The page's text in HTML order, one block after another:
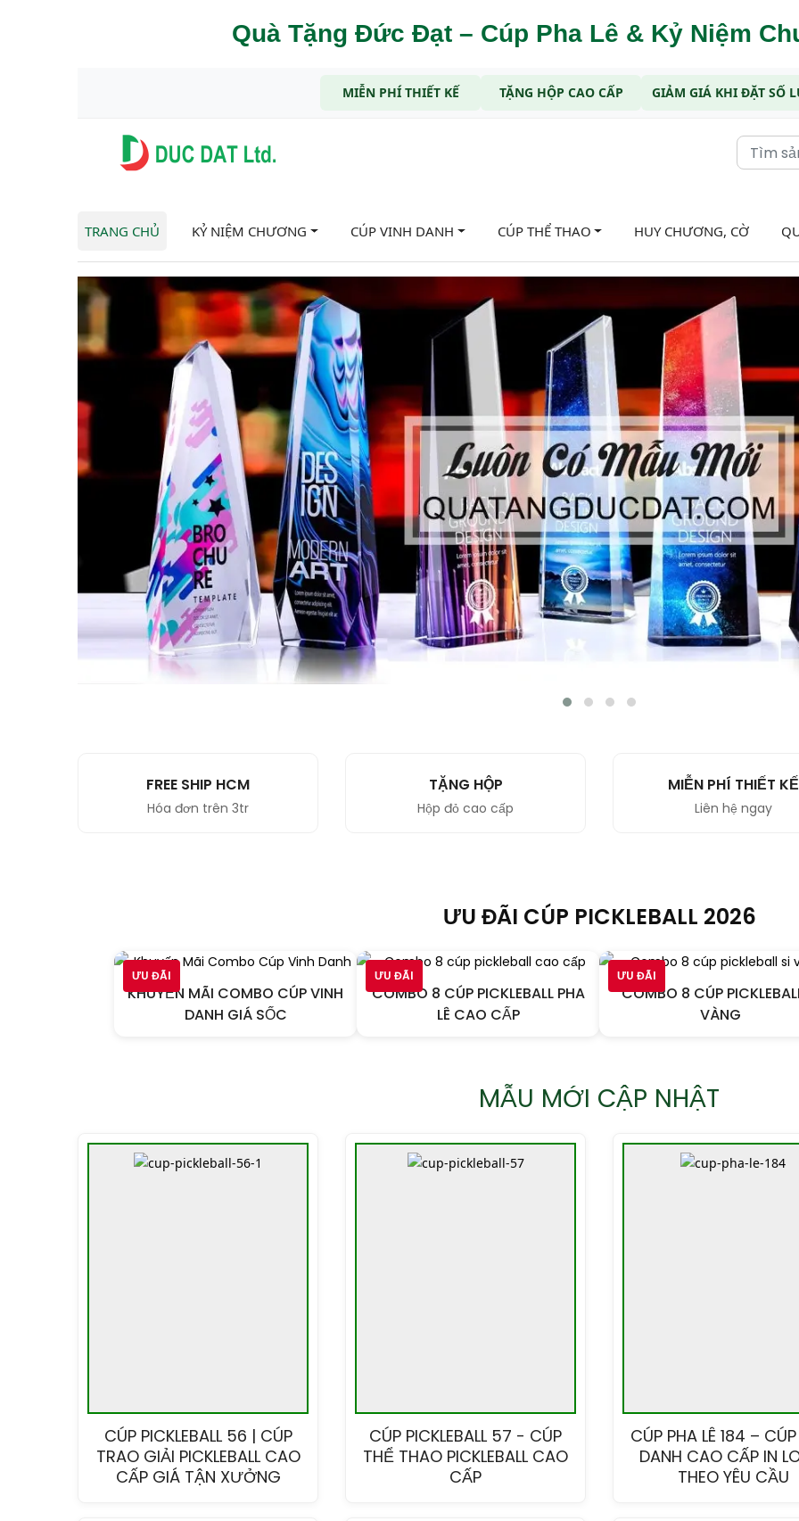
Quà Tặng Đức Đạt – Cúp Pha Lê & Kỷ Niệm
MIỄN PHÍ THIẾT KẾ TẶNG HỘP CAO CẤP GIẢM GIÁ KHI ĐẶT SỐ
TRANG CHỦ KỶ NIỆM CHƯƠNG CÚP VINH DANH CÚP THỂ THAO HUY CHƯƠNG, CỜ
FREE SHIP HCM
Hóa đơn trên 3tr
TẶNG HỘP
Hộp đỏ cao cấp
MIỄN PHÍ THIẾT KẾ
Liên hệ ngay
ƯU ĐÃI CÚP PICKLEBALL 2026
ƯU ĐÃI
KHUYẾN MÃI COMBO CÚP VINH
DANH GIÁ SỐC
ƯU ĐÃI
COMBO 8 CÚP PICKLEBALL PHA
LÊ CAO CẤP
ƯU ĐÃI
COMBO 8 CÚP
VÀNG
MẪU MỚI CẬP NHẬT
CÚP PICKLEBALL 56 | CÚP
TRAO GIẢI PICKLEBALL CAO
CẤP GIÁ TẬN XƯỞNG
CÚP PICKLEBALL 57 - CÚP
THỂ THAO PICKLEBALL CAO
CẤP
CÚP PHA LÊ 184 –
DANH CAO CẤP IN
THEO YÊU CẦU